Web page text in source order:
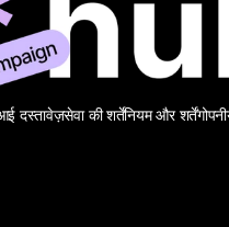
दस्तावेज़सेवा की शर्तेंनियम और शर्तें